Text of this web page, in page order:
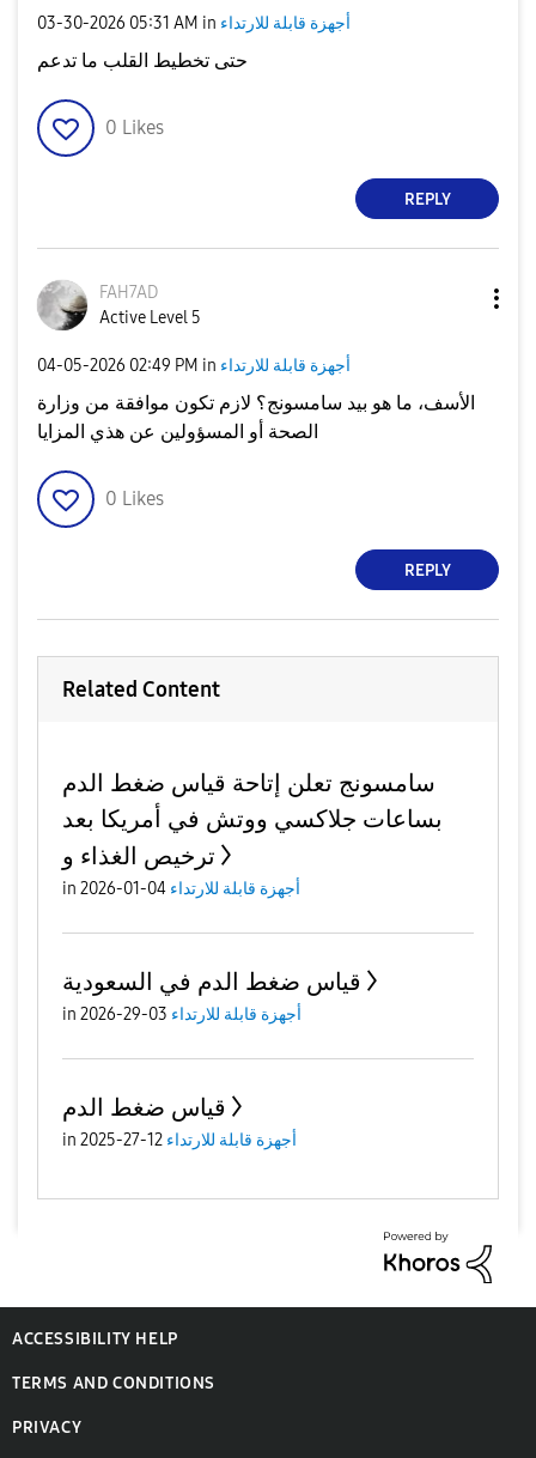
‎03-30-2026 05:31 AM in أجهزة قابلة للارتداء
حتى تخطيط القلب ما تدعم
0 Likes
REPLY
FAH7AD
Active Level 5
‎04-05-2026 02:49 PM in أجهزة قابلة للارتداء
الأسف، ما هو بيد سامسونج؟ لازم تكون موافقة من وزارة
الصحة أو المسؤولين عن هذي المزايا
0 Likes
REPLY
Related Content
سامسونج تعلن إتاحة قياس ضغط الدم
بساعات جلاكسي ووتش في أمريكا بعد
ترخيص الغذاء و
in أجهزة قابلة للارتداء 04-01-2026
قياس ضغط الدم في السعودية
in أجهزة قابلة للارتداء 03-29-2026
قياس ضغط الدم
in أجهزة قابلة للارتداء 12-27-2025
ACCESSIBILITY HELP
TERMS AND CONDITIONS
PRIVACY